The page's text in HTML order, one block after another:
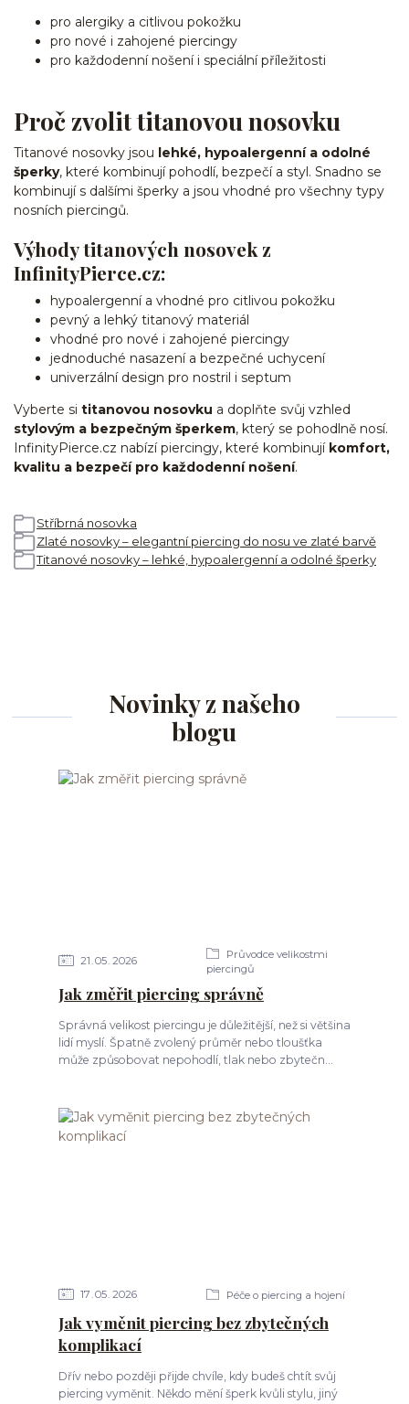
pro alergiky a citlivou pokožku
pro nové i zahojené piercingy
pro každodenní nošení i speciální příležitosti
Proč zvolit titanovou nosovku
Titanové nosovky jsou lehké, hypoalergenní a odolné
šperky, které kombinují pohodlí, bezpečí a styl. Snadno se
kombinují s dalšími šperky a jsou vhodné pro všechny typy
nosních piercingů.
Výhody titanových nosovek z
InfinityPierce.cz:
hypoalergenní a vhodné pro citlivou pokožku
pevný a lehký titanový materiál
vhodné pro nové i zahojené piercingy
jednoduché nasazení a bezpečné uchycení
univerzální design pro nostril i septum
Vyberte si titanovou nosovku a doplňte svůj vzhled
stylovým a bezpečným šperkem, který se pohodlně nosí.
InfinityPierce.cz nabízí piercingy, které kombinují komfort,
kvalitu a bezpečí pro každodenní nošení.
Stříbrná nosovka
Zlaté nosovky – elegantní piercing do nosu ve zlaté barvě
Titanové nosovky – lehké, hypoalergenní a odolné šperky
Novinky z našeho
blogu
21 05 2026
Průvodce velikostmi
piercingů
Jak změřit piercing správně
Správná velikost piercingu je důležitější, než si většina
lidí myslí. Špatně zvolený průměr nebo tloušťka
může způsobovat nepohodlí, tlak nebo zbytečn...
17 05 2026 Péče o piercing a hojení
Jak vyměnit piercing bez zbytečných
komplikací
Dřív nebo později přijde chvíle, kdy budeš chtít svůj
piercing vyměnit. Někdo mění šperk kvůli stylu, jiný